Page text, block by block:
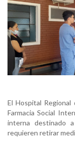
El Hospital Regional
Farmacia Social
interna destinado
requieren retirar